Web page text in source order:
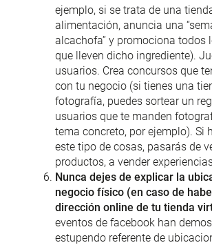
ejemplo, si se trata de una
alimentación, anuncia una
alcachofa” y promociona todos
que lleven dicho ingrediente).
usuarios. Crea concursos que
con tu negocio (si tienes una
fotografía, puedes sortear un
usuarios que te manden
tema concreto, por ejemplo). Si
este tipo de cosas, pasarás de
productos, a vender
Nunca dejes de explicar la
negocio físico (en caso de
dirección online de tu tienda
eventos de facebook han
estupendo referente de